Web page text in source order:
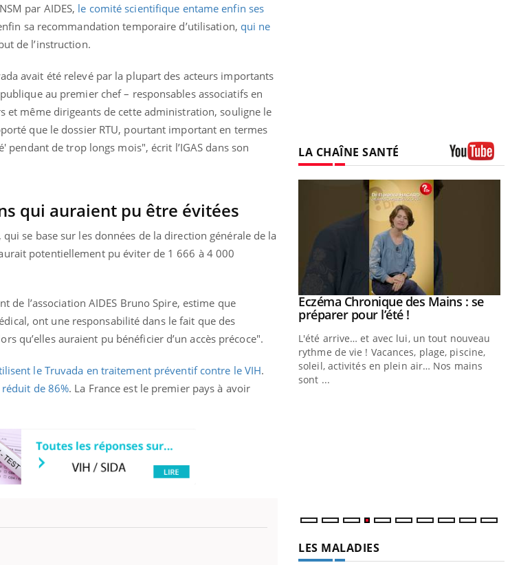
par AIDES, le comité scientifique entame enfin ses
sa recommandation temporaire d’utilisation, qui ne
de l’instruction.
avait été relevé par la plupart des acteurs importants
au premier chef – responsables associatifs en
et même dirigeants de cette administration, souligne le
que le dossier RTU, pourtant important en termes
de trop longs mois", écrit l’IGAS dans son
qui auraient pu être évitées
qui se base sur les données de la direction générale de la
potentiellement pu éviter de 1 666 à 4 000
de l’association AIDES Bruno Spire, estime que
ont une responsabilité dans le fait que des
qu’elles auraient pu bénéficier d’un accès précoce".
le Truvada en traitement préventif contre le VIH.
de 86%. La France est le premier pays à avoir
LA CHAÎNE SANTÉ
pour
mental ou
ce qui la rend
Youtube
Insuline & Charge mentale : et si on
osait en parler??Youtube
En 2026, l'insuline dans le diabète de type 2
patients comme parfois chez les soignants.
Youtube
Eczéma Chronique des Mains : se
préparer pour l’été !Youtube
L'été arrive… et avec lui, un tout nouveau
rythme de vie ! Vacances, plage, piscine,
soleil, activités en plein air… Nos mains
sont ...
LES MALADIES